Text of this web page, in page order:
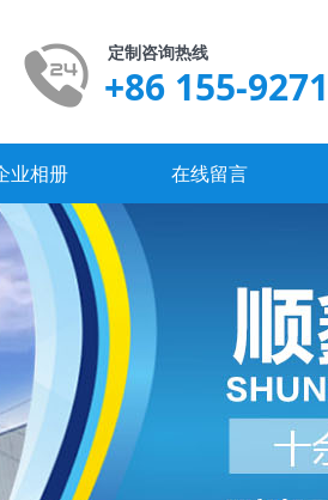
+86 155-
定制咨询热线
业相册 在线留言